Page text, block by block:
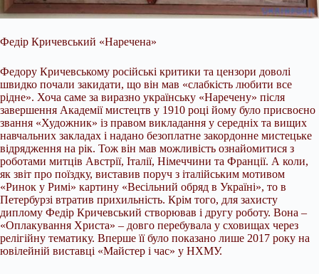
Федір Кричевський «Наречена»
Федору Кричевському російські критики та цензори доволі
швидко почали закидати, що він мав «слабкість любити все
рідне». Хоча саме за виразно українську «Наречену» після
завершення Академії мистецтв у 1910 році йому було присвоєно
звання «Художник» із правом викладання у середніх та вищих
навчальних закладах і надано безоплатне закордонне мистецьке
відрядження на рік. Тож він мав можливість ознайомитися з
роботами митців Австрії, Італії, Німеччини та Франції. А коли,
як звіт про поїздку, виставив поруч з італійським мотивом
«Ринок у Римі» картину «Весільний обряд в Україні», то в
Петербурзі втратив прихильність. Крім того, для захисту
диплому Федір Кричевський створював і другу роботу. Вона –
«Оплакування Христа» – довго перебувала у сховищах через
релігійну тематику. Вперше її було показано лише 2017 року на
ювілейній виставці «Майстер і час» у НХМУ.